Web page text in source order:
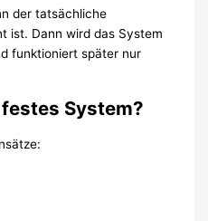
der tatsächliche
ist. Dann wird das System
funktioniert später nur
System?